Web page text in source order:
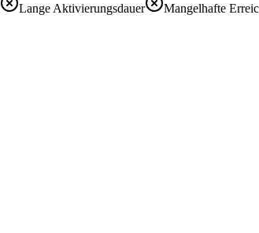
Lange Aktivierungsdauer Mangelhafte